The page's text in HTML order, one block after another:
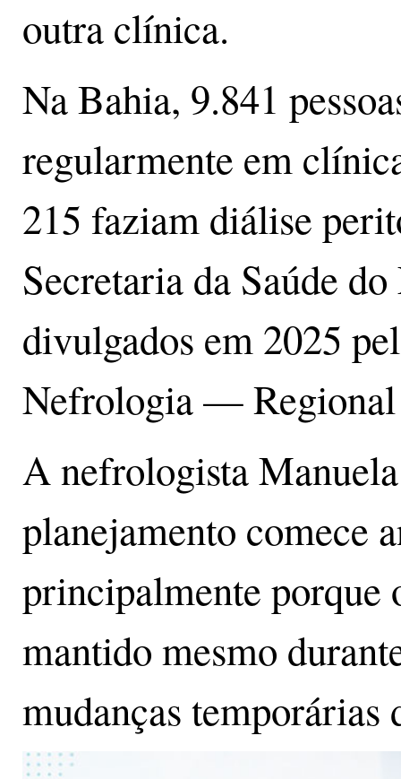
outra clínica.
Na Bahia, 9.841
regularmente em
215 faziam diálise
Secretaria da Saúde
divulgados em 2025
Nefrologia —
A nefrologista
planejamento comece
principalmente porque
mantido mesmo
mudanças temporárias